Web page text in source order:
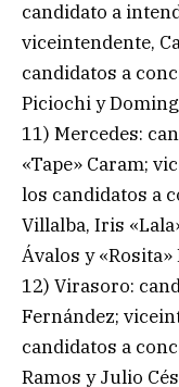
candidato a
viceintendente,
candidatos a
Piciochi y
11) Mercedes:
«Tape» Caram;
los candidatos a
Villalba, Iris
Ávalos y «Rosita»
12) Virasoro:
Fernández;
candidatos a
Ramos y Julio